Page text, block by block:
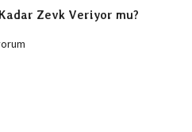
Zevk Veriyor mu?